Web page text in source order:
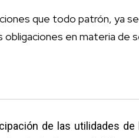
que todo patrón, ya
obligaciones en materia de
de las utilidades